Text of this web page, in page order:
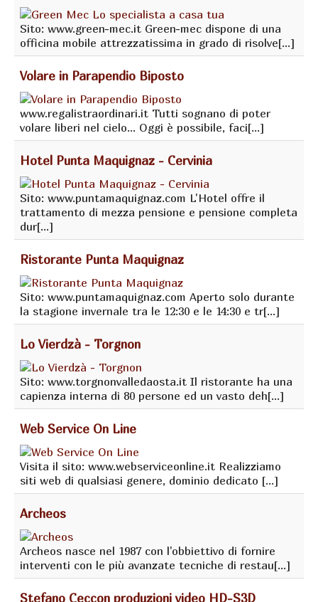
Sito: www.green-mec.it Green-mec dispone di una
officina mobile attrezzatissima in grado di risolve[...]
Volare in Parapendio Biposto
www.regalistraordinari.it Tutti sognano di poter
volare liberi nel cielo... Oggi è possibile, faci[...]
Hotel Punta Maquignaz - Cervinia
Sito: www.puntamaquignaz.com L'Hotel offre il
trattamento di mezza pensione e pensione completa
dur[...]
Ristorante Punta Maquignaz
Sito: www.puntamaquignaz.com Aperto solo durante
la stagione invernale tra le 12:30 e le 14:30 e tr[...]
Lo Vierdzà - Torgnon
Sito: www.torgnonvalledaosta.it Il ristorante ha una
capienza interna di 80 persone ed un vasto deh[...]
Web Service On Line
Visita il sito: www.webserviceonline.it Realizziamo
siti web di qualsiasi genere, dominio dedicato [...]
Archeos
Archeos nasce nel 1987 con l'obbiettivo di fornire
interventi con le più avanzate tecniche di restau[...]
Stefano Ceccon produzioni video HD-S3D